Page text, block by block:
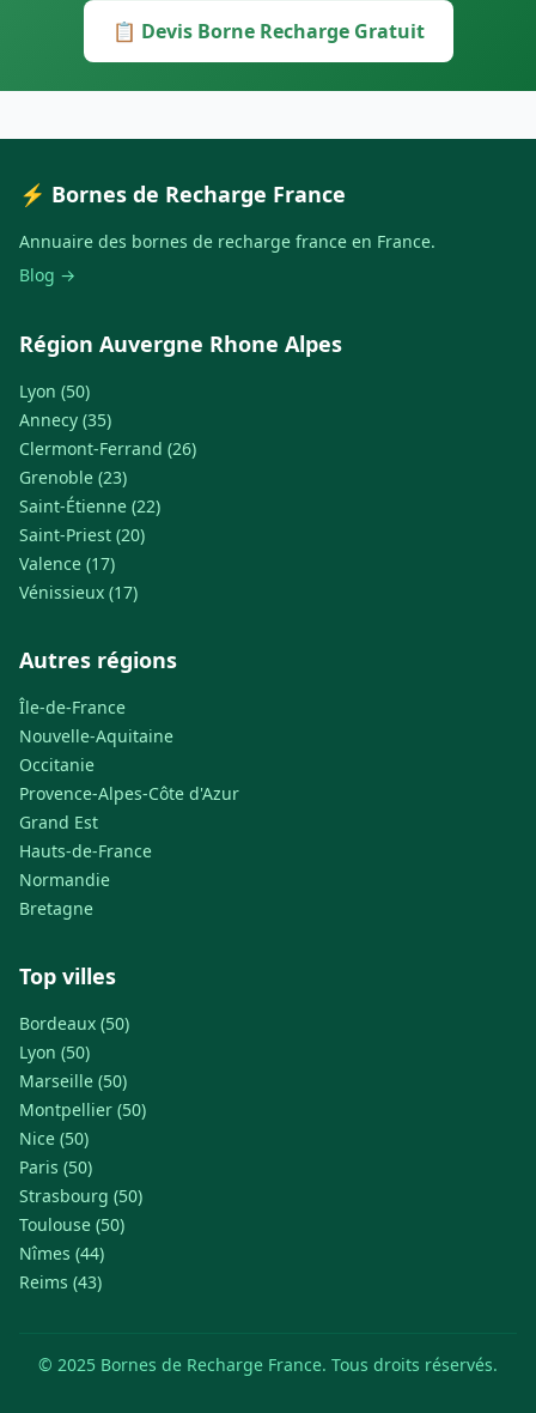
📋 Devis Borne Recharge Gratuit
⚡ Bornes de Recharge France
Annuaire des bornes de recharge france en France.
Blog →
Région Auvergne Rhone Alpes
Lyon (50)
Annecy (35)
Clermont-Ferrand (26)
Grenoble (23)
Saint-Étienne (22)
Saint-Priest (20)
Valence (17)
Vénissieux (17)
Autres régions
Île-de-France
Nouvelle-Aquitaine
Occitanie
Provence-Alpes-Côte d'Azur
Grand Est
Hauts-de-France
Normandie
Bretagne
Top villes
Bordeaux (50)
Lyon (50)
Marseille (50)
Montpellier (50)
Nice (50)
Paris (50)
Strasbourg (50)
Toulouse (50)
Nîmes (44)
Reims (43)
© 2025 Bornes de Recharge France. Tous droits réservés.